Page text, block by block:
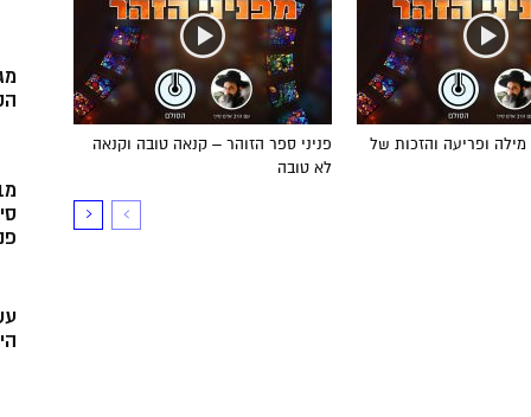
פניני ספר הזוהר – קנאה טובה וקנאה
לא טובה
ופריעה והזכות של